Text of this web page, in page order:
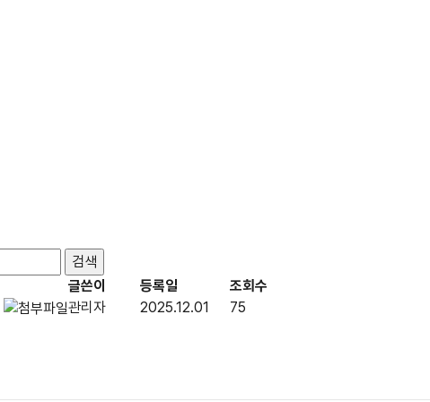
글쓴이 등록일
조회수
관리자 2025.12.01 75